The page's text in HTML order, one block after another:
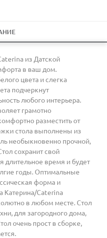
из Датской
в ваш дом.
цвета и слегка
подчеркнут
любого интерьера.
грамотно
разместить от
стола выполнены из
необыкновенно прочной,
сохранит свой
длительное время и будет
годы. Оптимальные
форма и
Катерина/Caterina
в любом месте. Стол
для загородного дома,
очень прост в сборке,